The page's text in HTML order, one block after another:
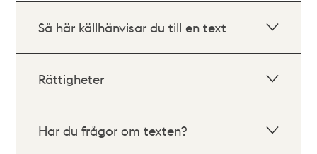
Så här källhänvisar du till en text
Rättigheter
Har du frågor om texten?